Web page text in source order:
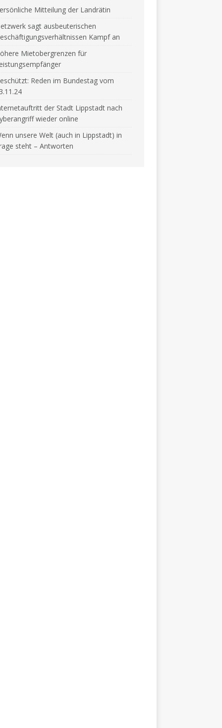
Mitteilung der Landrätin
sagt ausbeuterischen
Kampf an
Mietobergrenzen für
Reden im Bundestag vom
der Stadt Lippstadt nach
wieder online
unsere Welt (auch in Lippstadt) in
steht – Antworten